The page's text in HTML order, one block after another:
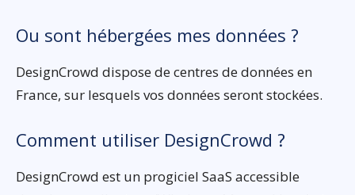
Ou sont hébergées mes données ?
DesignCrowd dispose de centres de données en
France, sur lesquels vos données seront stockées.
Comment utiliser DesignCrowd ?
DesignCrowd est un progiciel SaaS accessible